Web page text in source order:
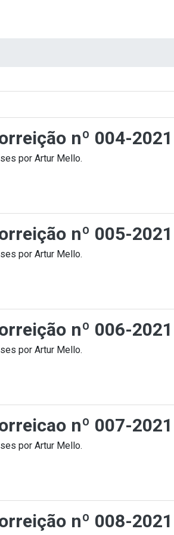
nº 004-2021
por Artur Mello.
nº 005-2021
por Artur Mello.
nº 006-2021
por Artur Mello.
nº 007-2021
por Artur Mello.
nº 008-2021